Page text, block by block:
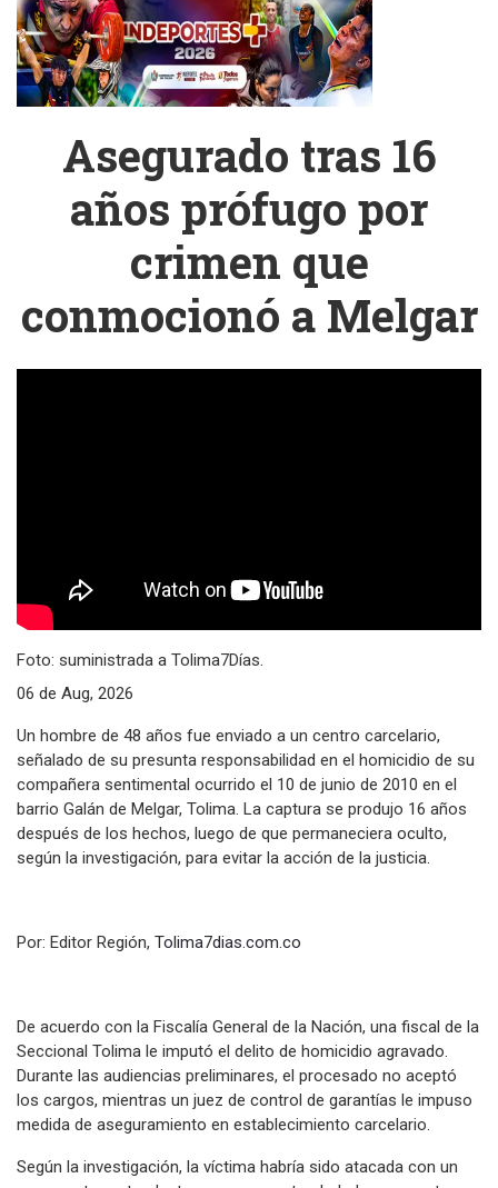
Asegurado tras 16
años prófugo por
crimen que
conmocionó a Melgar
Foto: suministrada a Tolima7Días.
06 de Aug, 2026
Un hombre de 48 años fue enviado a un centro carcelario,
señalado de su presunta responsabilidad en el homicidio de su
compañera sentimental ocurrido el 10 de junio de 2010 en el
barrio Galán de Melgar, Tolima. La captura se produjo 16 años
después de los hechos, luego de que permaneciera oculto,
según la investigación, para evitar la acción de la justicia.
Por: Editor Región, Tolima7dias.com.co
De acuerdo con la Fiscalía General de la Nación, una fiscal de la
Seccional Tolima le imputó el delito de homicidio agravado.
Durante las audiencias preliminares, el procesado no aceptó
los cargos, mientras un juez de control de garantías le impuso
medida de aseguramiento en establecimiento carcelario.
Según la investigación, la víctima habría sido atacada con un